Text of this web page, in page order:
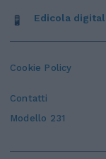
Cookie Policy
Contatti
Modello 231
Edicola